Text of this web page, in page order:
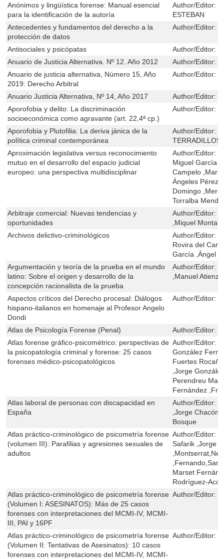
Anónimos y lingüística forense: Manual esencial
para la identificación de la autoría
Author/Editor:
ESTEBAN
Antecedentes y fundamentos del derecho a la
protección de datos
Author/Editor:
Antisociales y psicópatas Author/Editor:
Anuario de Justicia Alternativa. Nº 12. Año 2012
Author/Editor:
Anuario de justicia alternativa, Número 15, Año
2019: Derecho Arbitral
Author/Editor:
Anuario Justicia Alternativa, Nº 14, Año 2017 Author/Editor:
Aporofobia y delito: La discriminación
socioeconómica como agravante (art. 22,4ª cp.)
Author/Editor:
Aporofobia y Plutofilia: La deriva jánica de la
política criminal contemporánea
Author/Editor:
TERRADILLOS
Aproximación legislativa versus reconocimiento
mutuo en el desarrollo del espacio judicial
europeo: una perspectiva multidisciplinar
Author/Editor:
Miguel García
Campelo ,Mar
Ángeles Pérez
Domingo
Torralba
Arbitraje comercial: Nuevas tendencias y
oportunidades
Author/Editor:
,Miquel
Archivos delictivo-criminológicos
Author/Editor:
Rovira del
García ,Àngel
Argumentación y teoría de la prueba en el mundo
latino: Sobre el origen y desarrollo de la
concepción racionalista de la prueba
Author/Editor:
,Manuel Atienza
Aspectos críticos del Derecho procesal: Diálogos
hispano-italianos en homenaje al Profesor Angelo
Dondi
Author/Editor:
Atlas de Psicología Forense (Penal) Author/Editor:
Atlas forense gráfico-psicométrico: perspectivas de
la psicopatología criminal y forense: 25 casos
forenses médico-psicopatológicos
Author/Editor:
González
Fuertes
,Jorge
Perendreu
Fernández
Atlas laboral de personas con discapacidad en
España
Author/Editor:
,Jorge Chacón
Bosque
Atlas práctico-criminológico de psicometría forense
(volumen III): Parafilias y agresiones sexuales de
adultos
Author/Editor:
Safarik ,Jorge
Marset
Rodríguez-
Atlas práctico-criminológico de psicometría forense
(Volumen I: ASESINATOS): Más de 25 casos
forenses con interpretaciones del MCMI-IV, MCMI-
III, PAI y 16PF
Author/Editor:
Atlas práctico-criminológico de psicometría forense
(Volumen II: Tentativas de Asesinatos): 10 casos
forenses con interpretaciones del MCMI-IV, MCMI-
Author/Editor: